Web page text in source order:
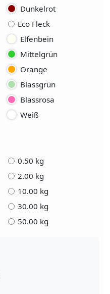
Dunkelrot
Eco Fleck
Elfenbein
Mittelgrün
Orange
Blassgrün
Blassrosa
Weiß
0.50 kg
2.00 kg
10.00 kg
30.00 kg
50.00 kg